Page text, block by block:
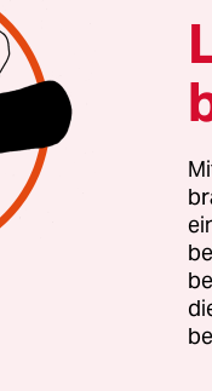
von
in Verbindung
methylamino L-
Meerestiere.
könnte eine
das Maß
offenbar im
die